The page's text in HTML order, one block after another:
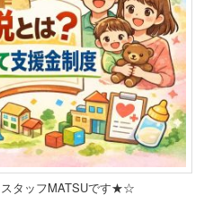
タッフMATSUです★☆